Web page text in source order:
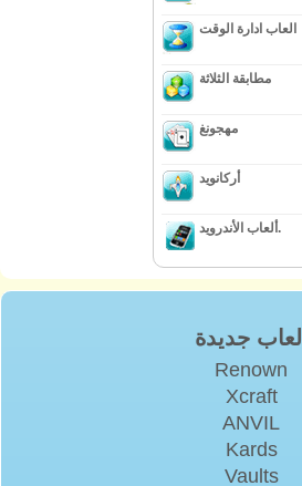
العاب ادارة الوقت
مطابقة الثلاثة
مهجونغ
أركانويد
ألعاب الأندرويد.
ألعاب جديدة
Renown
Xcraft
ANVIL
Kards
Vaults